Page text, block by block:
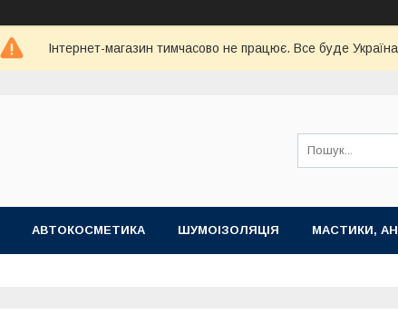
Інтернет-магазин тимчасово не працює. Все буде
АВТОКОСМЕТИКА ШУМОІЗОЛЯЦІЯ МАСТИКИ,